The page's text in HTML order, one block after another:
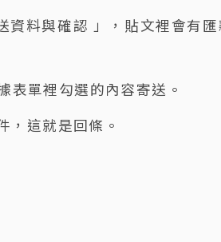
資料與確認 」，貼文裡會有
表單裡勾選的內容寄送。
這就是回條。